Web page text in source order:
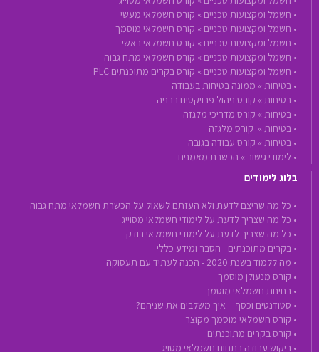
• חשמל ומקצועות טכניים » קורס חשמלאי מעשי
• חשמל ומקצועות טכניים » קורס חשמלאי מוסמך
• חשמל ומקצועות טכניים » קורס חשמלאי ראשי
• חשמל ומקצועות טכניים » קורס חשמלאי מתח גבוה
• חשמל ומקצועות טכניים » קורס בקרים מתוכנתים PLC
• בטיחות » ממונה בטיחות בעבודה
• בטיחות » קורס ניהול פרויקטים בבניה
• בטיחות » קורס מדריכי מלגזה
• בטיחות » קורס מלגזה
• בטיחות » קורס עבודה בגובה
• לימודי גישור » הכשרת מאמנים
בלוג לימודים
• כל מה שריצם לדעת ולא העזתם לשאול על הכשרת חשמלאי מתח גבוה
• כל מה שצריך לדעת על לימודי חשמלאי מסוייג
• כל מה שצריך לדעת על לימודי חשמלאי בודק
• בקרים מתוכנתים - הסבר ומידע כללי
• מה ללמוד בשנת 2020 - הכנה לעתיד עם תעסוקה
• קורס מנעולן מוסמך
• בחינות חשמלאי מוסמך
• סטודנטים וכסף – איך משלבים את שניהם?
• קורס חשמלאי מוסמך מקוצר
• קורס בקרים מתוכנתים
• ביקוש עבודה בתחום חשמלאי מסויג